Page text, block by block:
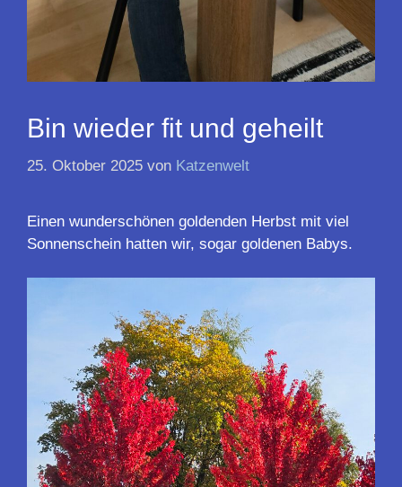
Bin wieder fit und geheilt
25. Oktober 2025 von Katzenwelt
Einen wunderschönen goldenden Herbst mit viel
Sonnenschein hatten wir, sogar goldenen Babys.